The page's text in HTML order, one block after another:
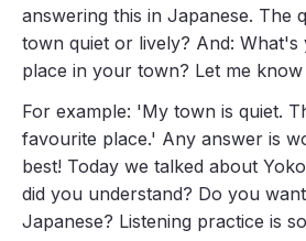
answering this in Japanese. The
town quiet or lively? And:
place in your town? Let me
For example: 'My town is quiet.
favourite place.' Any answer is
best! Today we talked about
did you understand? Do you
Japanese? Listening practice is